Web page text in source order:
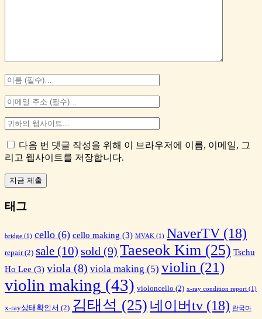
다음 번 댓글 작성을 위해 이 브라우저에 이름, 이메일, 그
리고 웹사이트를 저장합니다.
태그
bridge (1) cello (6) cello making (3) MVAK (1) NaverTV (18)
repair(2) sale (10) sold (9) Taeseok Kim (25) Tschu
Ho Lee (3) viola (8) viola making (5) violin (21)
violin making (43) violoncello (2) x-ray condition report (1)
x-ray상태확인서 (2) 김태석 (25) 네이버tv (18) 란국마